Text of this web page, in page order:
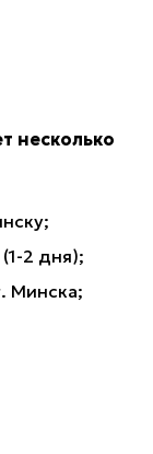
несколько
2 дня);
Минска;